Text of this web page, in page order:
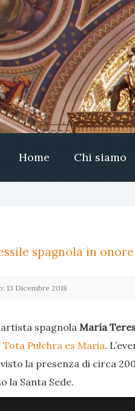
Home Chi siamo
spagnola in
13 Dicembre 2018
spagnola María
Tota Pulchra es Maria.
visto la presenza di circa
la Santa Sede.